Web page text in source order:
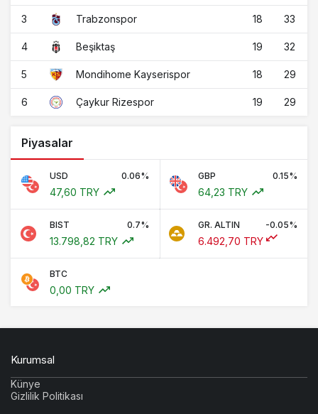
3 Trabzonspor 18 33
4 Beşiktaş 19 32
5 Mondihome Kayserispor 18 29
6 Çaykur Rizespor 19 29
Piyasalar
USD 0.06%
47,60 TRY
GBP 0.15%
64,23 TRY
BIST 0.7%
13.798,82 TRY
GR. ALTIN -0.05%
6.492,70 TRY
BTC
0,00 TRY
Kurumsal
Künye
Gizlilik Politikası